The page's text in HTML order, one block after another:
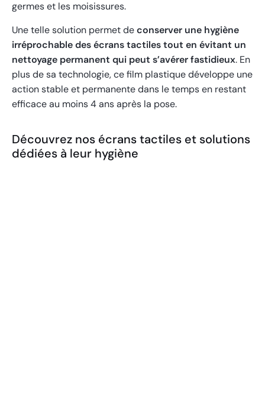
germes et les moisissures.
Une telle solution permet deconserver une hygiène
irréprochable des écrans tactiles tout en évitant un
nettoyage permanent qui peut s’avérer fastidieux. En
plus de sa technologie, ce film plastique développe une
action stable et permanente dans le temps en restant
efficace au moins 4 ans après la pose.
Découvrez nos écrans tactiles et solutions
dédiées à leur hygiène